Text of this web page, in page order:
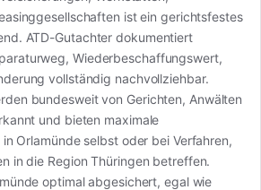
ist ein gerichtsfestes
ATD-Gutachter dokumentiert
Wiederbeschaffungswert,
vollständig nachvollziehbar.
bundesweit von Gerichten, Anwälten
und bieten maximale
Orlamünde selbst oder bei Verfahren,
in die Region Thüringen betreffen.
optimal abgesichert, egal wie